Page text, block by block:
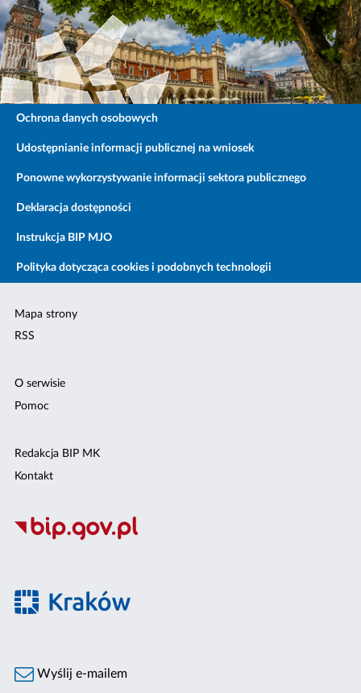
Ochrona danych osobowych
Udostępnianie informacji publicznej na wniosek
Ponowne wykorzystywanie informacji sektora publicznego
Deklaracja dostępności
Instrukcja BIP MJO
Polityka dotycząca cookies i podobnych technologii
Mapa strony
RSS
O serwisie
Pomoc
Redakcja BIP MK
Kontakt
Wyślij e-mailem